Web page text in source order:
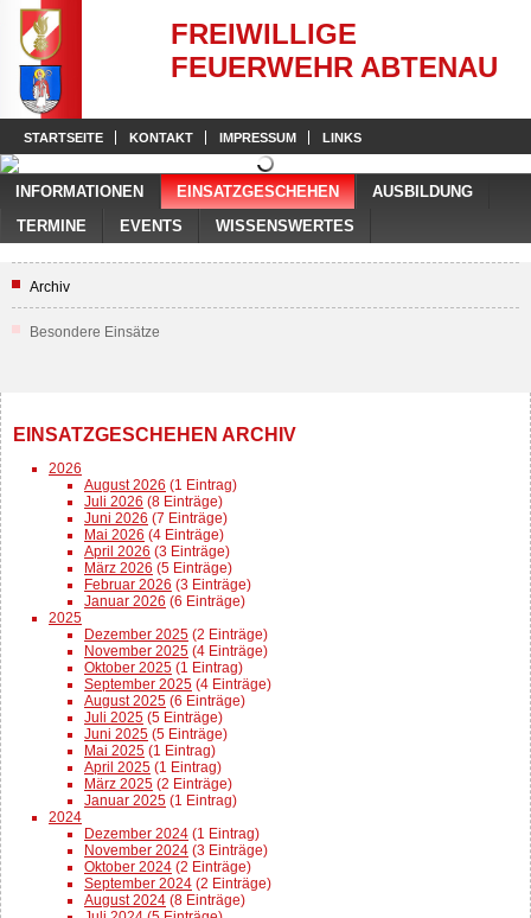
FREIWILLIGE
FEUERWEHR ABTENAU
STARTSEITE KONTAKT IMPRESSUM LINKS
INFORMATIONEN EINSATZGESCHEHEN
AUSBILDUNG
TERMINE
EVENTS WISSENSWERTES
Archiv
Besondere Einsätze
EINSATZGESCHEHEN ARCHIV
2026
August 2026 (1 Eintrag)
Juli 2026 (8 Einträge)
Juni 2026 (7 Einträge)
Mai 2026 (4 Einträge)
April 2026 (3 Einträge)
März 2026 (5 Einträge)
Februar 2026 (3 Einträge)
Januar 2026 (6 Einträge)
2025
Dezember 2025 (2 Einträge)
November 2025 (4 Einträge)
Oktober 2025 (1 Eintrag)
September 2025 (4 Einträge)
August 2025 (6 Einträge)
Juli 2025 (5 Einträge)
Juni 2025 (5 Einträge)
Mai 2025 (1 Eintrag)
April 2025 (1 Eintrag)
März 2025 (2 Einträge)
Januar 2025 (1 Eintrag)
2024
Dezember 2024 (1 Eintrag)
November 2024 (3 Einträge)
Oktober 2024 (2 Einträge)
September 2024 (2 Einträge)
August 2024 (8 Einträge)